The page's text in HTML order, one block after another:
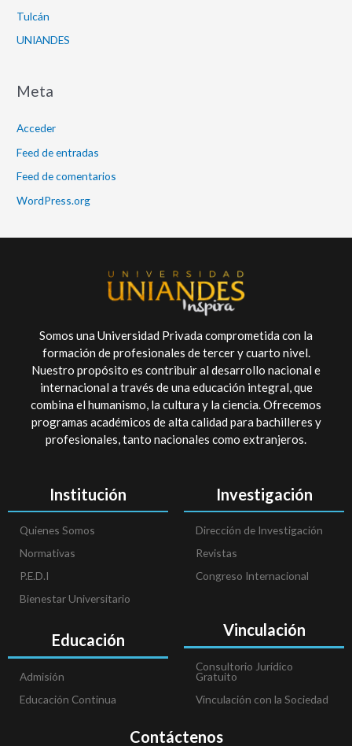
Tulcán
UNIANDES
Meta
Acceder
Feed de entradas
Feed de comentarios
WordPress.org
Somos una Universidad Privada comprometida con la
formación de profesionales de tercer y cuarto nivel.
Nuestro propósito es contribuir al desarrollo nacional e
internacional a través de una educación integral, que
combina el humanismo, la cultura y la ciencia. Ofrecemos
programas académicos de alta calidad para bachilleres y
profesionales, tanto nacionales como extranjeros.
Institución
Quienes Somos
Normativas
P.E.D.I
Bienestar Universitario
Educación
Admisión
Educación Continua
Investigación
Dirección de Investigación
Revistas
Congreso Internacional
Vinculación
Consultorio Jurídico
Gratuito
Vinculación con la Sociedad
Contáctenos